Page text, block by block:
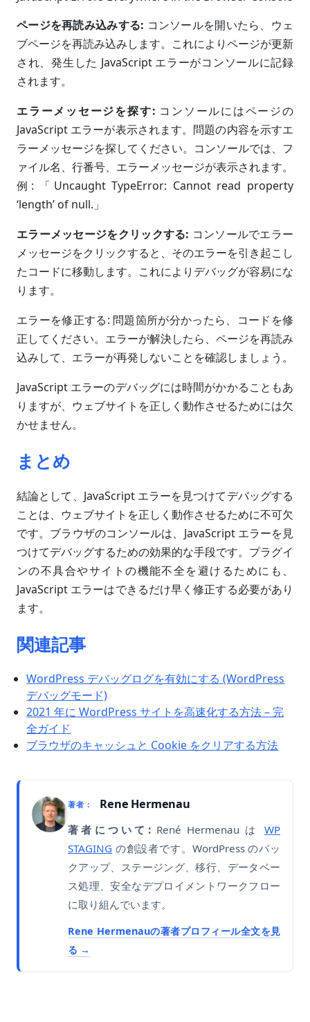
ページを再読み込みする: コンソールを開いたら、ウェ
ブページを再読み込みします。これによりページが更新
され、発生した JavaScript エラーがコンソールに記録
されます。
エラーメッセージを探す: コンソールにはページの
JavaScript エラーが表示されます。問題の内容を示すエ
ラーメッセージを探してください。コンソールでは、フ
ァイル名、行番号、エラーメッセージが表示されます。
例: 「Uncaught TypeError: Cannot read property
‘length’ of null.」
エラーメッセージをクリックする: コンソールでエラー
メッセージをクリックすると、そのエラーを引き起こし
たコードに移動します。これによりデバッグが容易にな
ります。
エラーを修正する: 問題箇所が分かったら、コードを修
正してください。エラーが解決したら、ページを再読み
込みして、エラーが再発しないことを確認しましょう。
JavaScript エラーのデバッグには時間がかかることもあ
りますが、ウェブサイトを正しく動作させるためには欠
かせません。
まとめ
結論として、JavaScript エラーを見つけてデバッグする
ことは、ウェブサイトを正しく動作させるために不可欠
です。ブラウザのコンソールは、JavaScript エラーを見
つけてデバッグするための効果的な手段です。プラグイ
ンの不具合やサイトの機能不全を避けるためにも、
JavaScript エラーはできるだけ早く修正する必要があり
ます。
関連記事
WordPress デバッグログを有効にする (WordPress
デバッグモード)
2021 年に WordPress サイトを高速化する方法 – 完
全ガイド
ブラウザのキャッシュと Cookie をクリアする方法
著者： Rene Hermenau
著者について:René Hermenau はWP
STAGING の創設者です。WordPress のバッ
クアップ、ステージング、移行、データベー
ス処理、安全なデプロイメントワークフロー
に取り組んでいます。
Rene Hermenauの著者プロフィール全文を見
る